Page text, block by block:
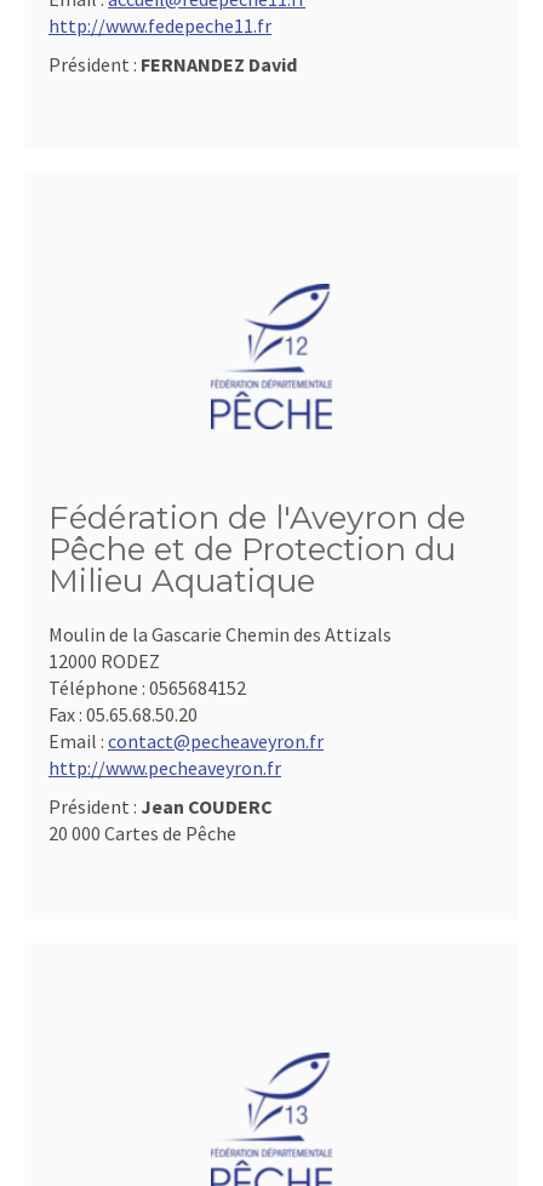
http://www.fedepeche11.fr
Président : FERNANDEZ David
Fédération de l'Aveyron de
Pêche et de Protection du
Milieu Aquatique
Moulin de la Gascarie Chemin des Attizals
12000 RODEZ
Téléphone : 0565684152
Fax : 05.65.68.50.20
Email : contact@pecheaveyron.fr
http://www.pecheaveyron.fr
Président : Jean COUDERC
20 000 Cartes de Pêche